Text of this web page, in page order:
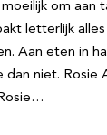
om aan
letterlijk
Aan eten in
dan niet. Rosie